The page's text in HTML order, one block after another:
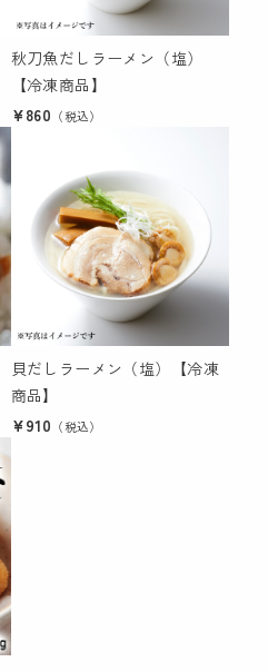
秋刀魚だしラーメン（塩）
【冷凍商品】
¥860 （税込）
貝だしラーメン（塩）【冷凍
商品】
¥910 （税込）